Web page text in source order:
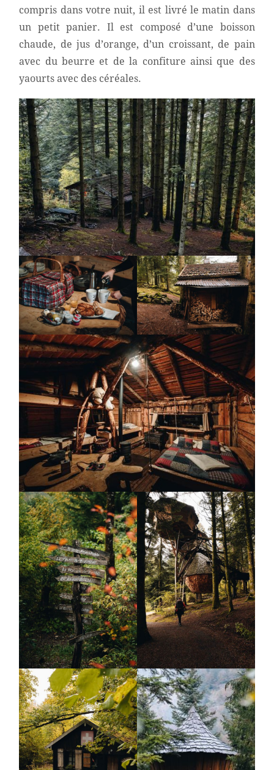
compris dans votre nuit, il est livré le matin dans
un petit panier. Il est composé d’une boisson
chaude, de jus d’orange, d’un croissant, de pain
avec du beurre et de la confiture ainsi que des
yaourts avec des céréales.